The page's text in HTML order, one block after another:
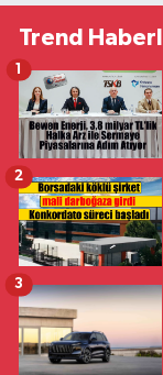
Trend
1
2
3